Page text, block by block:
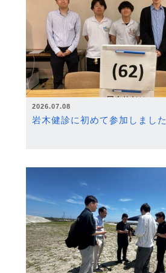
2026.07.08
岩木健診に初めて参加しました